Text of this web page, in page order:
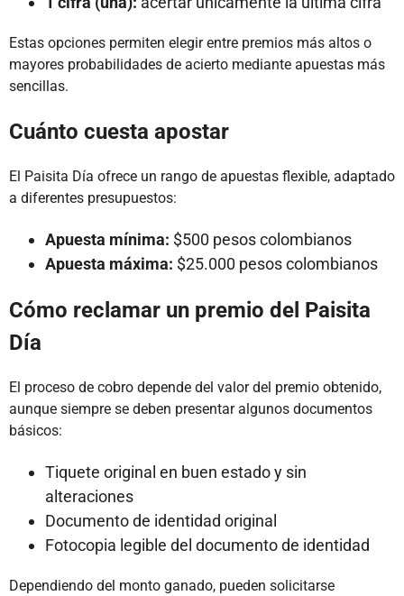
Estas opciones permiten elegir entre premios más altos o
mayores probabilidades de acierto mediante apuestas más
sencillas.
Cuánto cuesta apostar
El Paisita Día ofrece un rango de apuestas flexible, adaptado
a diferentes presupuestos:
Apuesta mínima: $500 pesos colombianos
Apuesta máxima: $25.000 pesos colombianos
Cómo reclamar un premio del Paisita
Día
El proceso de cobro depende del valor del premio obtenido,
aunque siempre se deben presentar algunos documentos
básicos:
Tiquete original en buen estado y sin
alteraciones
Documento de identidad original
Fotocopia legible del documento de identidad
Dependiendo del monto ganado, pueden solicitarse